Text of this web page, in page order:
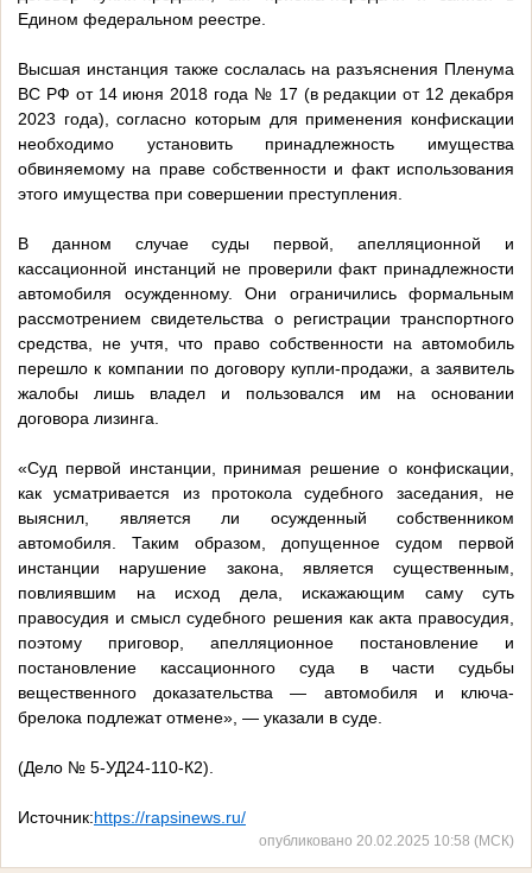
Едином федеральном реестре.
Высшая инстанция также сослалась на разъяснения Пленума
ВС РФ от 14 июня 2018 года № 17 (в редакции от 12 декабря
2023 года), согласно которым для применения конфискации
необходимо установить принадлежность имущества
обвиняемому на праве собственности и факт использования
этого имущества при совершении преступления.
В данном случае суды первой, апелляционной и
кассационной инстанций не проверили факт принадлежности
автомобиля осужденному. Они ограничились формальным
рассмотрением свидетельства о регистрации транспортного
средства, не учтя, что право собственности на автомобиль
перешло к компании по договору купли-продажи, а заявитель
жалобы лишь владел и пользовался им на основании
договора лизинга.
«Суд первой инстанции, принимая решение о конфискации,
как усматривается из протокола судебного заседания, не
выяснил, является ли осужденный собственником
автомобиля. Таким образом, допущенное судом первой
инстанции нарушение закона, является существенным,
повлиявшим на исход дела, искажающим саму суть
правосудия и смысл судебного решения как акта правосудия,
поэтому приговор, апелляционное постановление и
постановление кассационного суда в части судьбы
вещественного доказательства — автомобиля и ключа-
брелока подлежат отмене», — указали в суде.
(Дело № 5-УД24-110-К2).
Источник:https://rapsinews.ru/
опубликовано 20.02.2025 10:58 (МСК)